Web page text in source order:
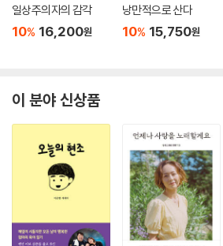
일상주의자의 감각
10% 16,200원
낭만적으로 산다
10% 15,750원
이 분야 신상품